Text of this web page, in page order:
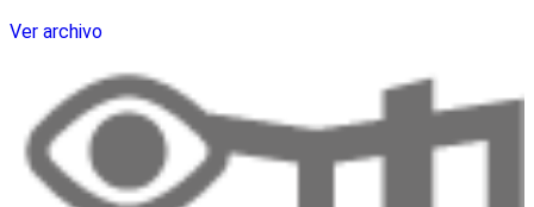
Ver archivo